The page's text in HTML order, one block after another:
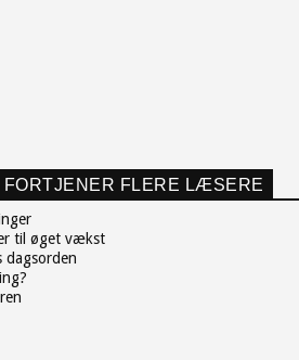
FLERE LÆSERE
til øget vækst
dagsorden